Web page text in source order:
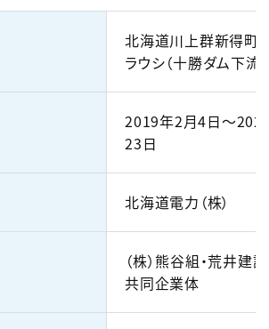
北海道川上群新得町
ラウシ（十勝ダム下流）
2019年2月4日～
23日
北海道電力（株）
（株）熊谷組・荒井建設
共同企業体